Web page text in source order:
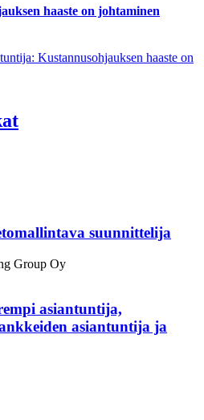
haaste on johtaminen
Kustannusohjauksen haaste on
suunnittelija
Group Oy
asiantuntija,
asiantuntija ja